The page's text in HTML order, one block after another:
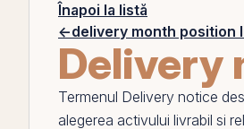
Înapoi la listă
←delivery month position
Delivery
Termenul Delivery notice
alegerea activului livrabil si